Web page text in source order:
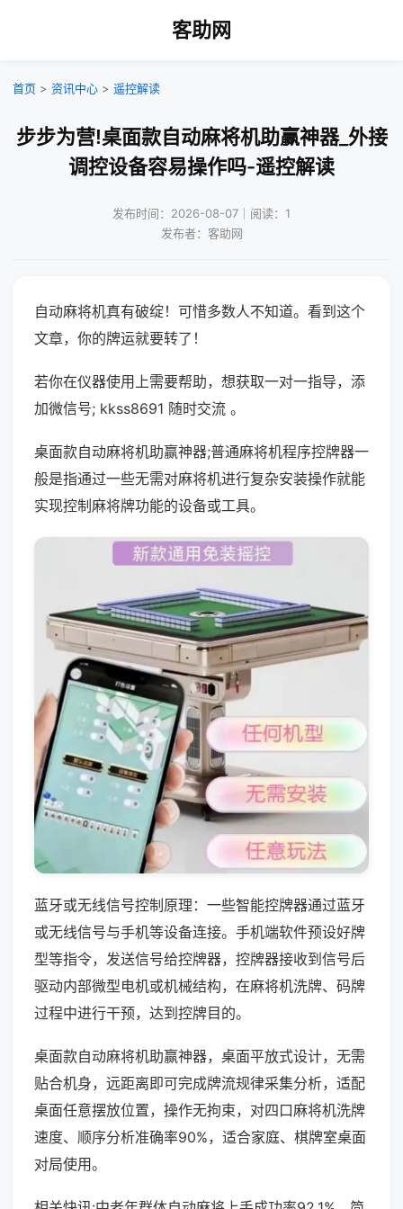
客助网
首页 > 资讯中心 > 遥控解读
步步为营!桌面款自动麻将机助赢神器_外接
调控设备容易操作吗-遥控解读
发布时间：2026-08-07｜阅读：1
发布者：客助网
自动麻将机真有破绽！可惜多数人不知道。看到这个
文章，你的牌运就要转了！
若你在仪器使用上需要帮助，想获取一对一指导，添
加微信号; kkss8691 随时交流 。
桌面款自动麻将机助赢神器;普通麻将机程序控牌器一
般是指通过一些无需对麻将机进行复杂安装操作就能
实现控制麻将牌功能的设备或工具。
蓝牙或无线信号控制原理：一些智能控牌器通过蓝牙
或无线信号与手机等设备连接。手机端软件预设好牌
型等指令，发送信号给控牌器，控牌器接收到信号后
驱动内部微型电机或机械结构，在麻将机洗牌、码牌
过程中进行干预，达到控牌目的。
桌面款自动麻将机助赢神器，桌面平放式设计，无需
贴合机身，远距离即可完成牌流规律采集分析，适配
桌面任意摆放位置，操作无拘束，对四口麻将机洗牌
速度、顺序分析准确率90%，适合家庭、棋牌室桌面
对局使用。